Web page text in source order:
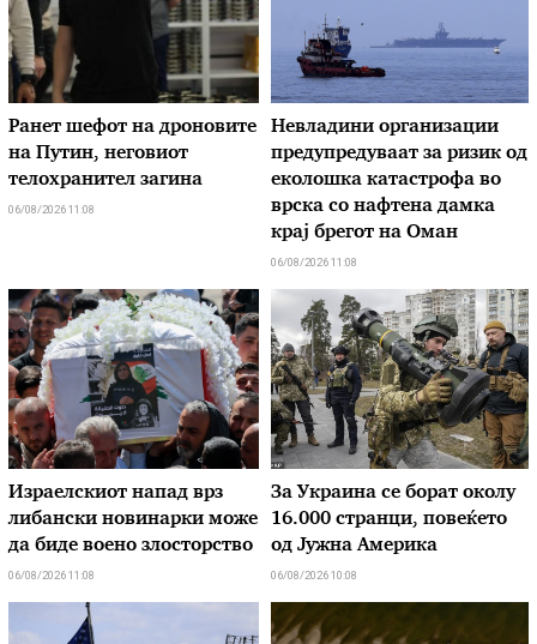
Ранет шефот на дроновите
на Путин, неговиот
телохранител загина
06/08/2026 11:08
Невладини организации
предупредуваат за ризик од
еколошка катастрофа во
врска со нафтена дамка
крај брегот на Оман
06/08/2026 11:08
Израелскиот напад врз
либански новинарки може
да биде воено злосторство
06/08/2026 11:08
За Украина се борат околу
16.000 странци, повеќето
од Јужна Америка
06/08/2026 10:08